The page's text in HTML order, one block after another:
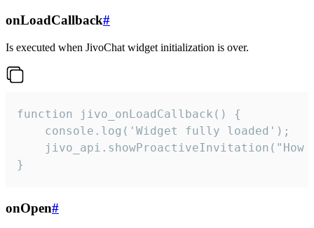
onLoadCallback#
Is executed when JivoChat widget initialization is over.
function jivo_onLoadCallback() {
    console.log('Widget fully loaded');
jivo_api.showProactiveInvitation("How
}
onOpen#